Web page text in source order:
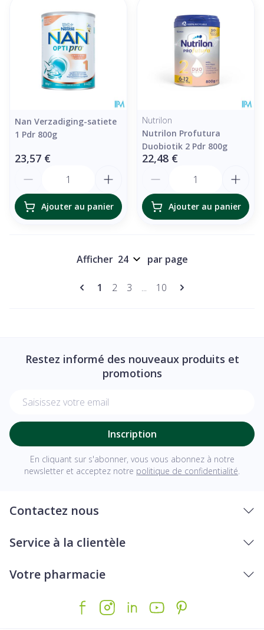
Nan Verzadiging-satiete
1 Pdr 800g
23,57 €
Ajouter au panier
Nutrilon
Nutrilon Profutura
Duobiotik 2 Pdr 800g
22,48 €
Ajouter au panier
Pages
Vous lisez actuellement la page
1 Page
2 Page
3 ... Page
10
Afficher par page
Restez informé des nouveaux produits et
promotions
Inscription
En cliquant sur s'abonner, vous vous abonnez à notre
newsletter et acceptez notre politique de confidentialité
Contactez nous
Service à la clientèle
Votre pharmacie